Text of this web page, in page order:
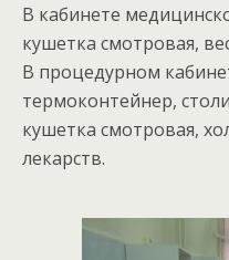
В кабинете
кушетка смотровая,
В процедурном
термоконтейнер,
кушетка смотровая,
лекарств.